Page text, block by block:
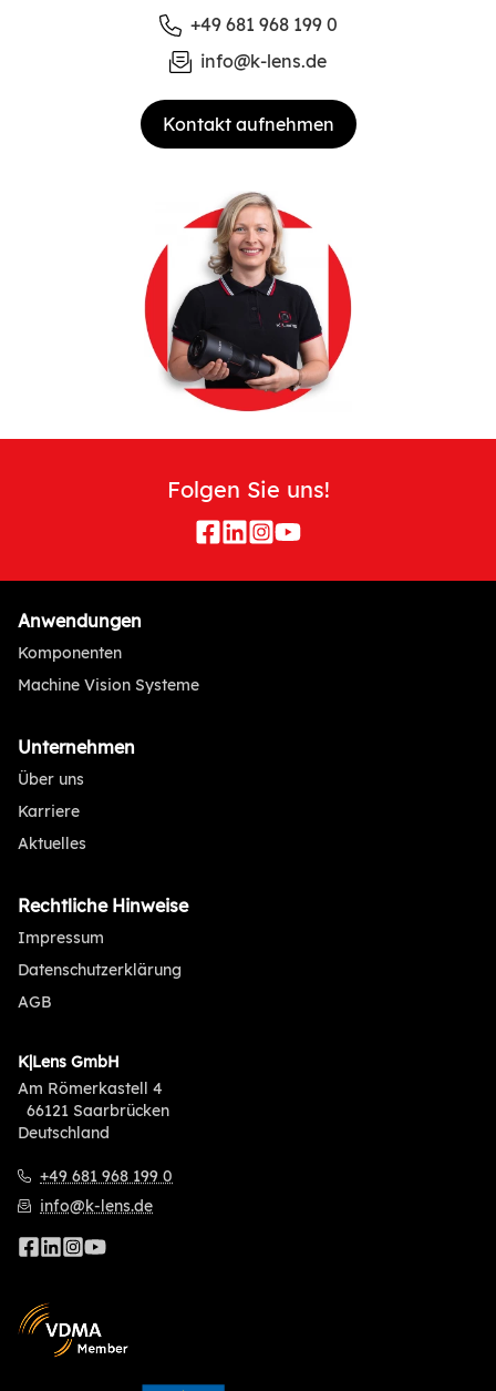
+49 681 968 199 0
info@k-lens.de
Kontakt aufnehmen
Folgen Sie uns!
Anwendungen
Komponenten
Machine Vision Systeme
Unternehmen
Über uns
Karriere
Aktuelles
Rechtliche Hinweise
Impressum
Datenschutzerklärung
AGB
K|Lens GmbH
Am Römerkastell 4
66121 Saarbrücken
Deutschland
+49 681 968 199 0
info@k-lens.de